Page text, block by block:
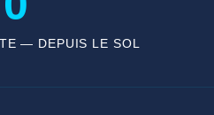
— DEPUIS LE SOL